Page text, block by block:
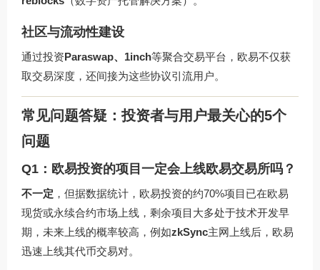
社区与流动性建设
通过投资Paraswap、1inch等聚合交易平台，欧易不仅获
取交易深度，还间接为这些协议引流用户。
常见问题答疑：投资者与用户最关心的5个
问题
Q1：欧易投资的项目一定会上线欧易交易所吗？
不一定 ，但据数据统计，欧易投资的约70%项目已在欧易
现货或永续合约市场上线，剩余项目大多处于技术开发早
期，未来上线的概率较高，例如zkSync主网上线后，欧易
迅速上线其代币交易对。